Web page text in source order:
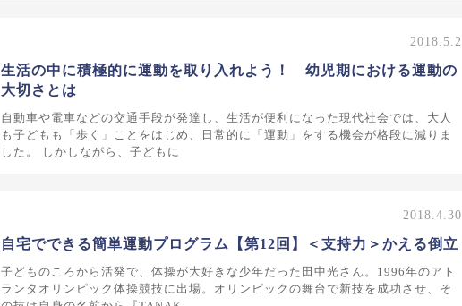
2018.5.2
生活の中に積極的に運動を取り入れよう！ 幼児期における運動の
大切さとは
自動車や電車などの交通手段が発達し、生活が便利になった現代社会では、大人
も子どもも「歩く」ことをはじめ、日常的に「運動」をする機会が格段に減りま
した。 しかしながら、子どもに
2018.4.30
自宅でできる簡単運動プログラム【第12回】＜支持力＞かえる倒立
子どものころから活発で、体操が大好きな少年だった田中光さん。1996年のアト
ランタオリンピック体操競技に出場。オリンピックの舞台で新技を成功させ、そ